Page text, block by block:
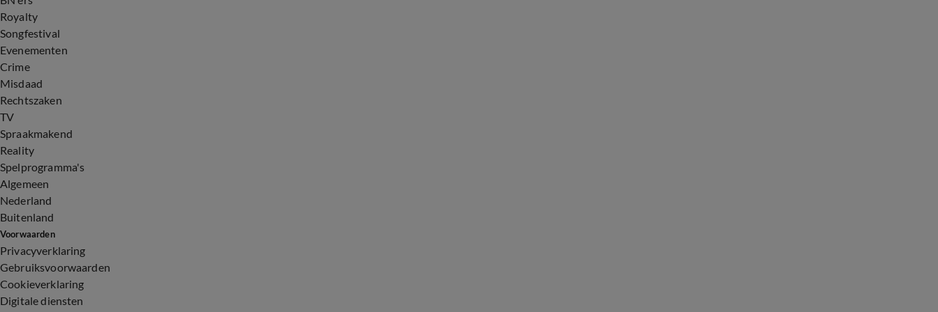
Royalty
Songfestival
Evenementen
Crime
Misdaad
Rechtszaken
TV
Spraakmakend
Reality
Spelprogramma's
Algemeen
Nederland
Buitenland
Voorwaarden
Privacyverklaring
Gebruiksvoorwaarden
Cookieverklaring
Digitale diensten